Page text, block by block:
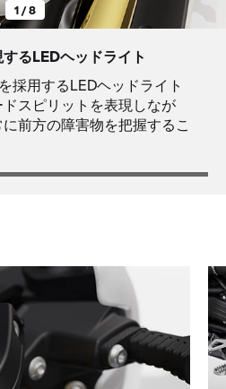
1 / 8
るLEDヘッドライト
採用するLEDヘッドライト
スピリットを表現しなが
前方の障害物を把握するこ